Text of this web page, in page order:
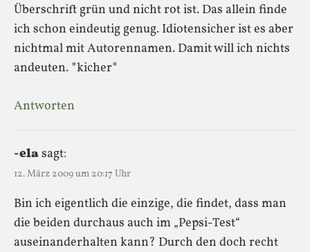
Überschrift grün und nicht rot ist. Das allein finde
ich schon eindeutig genug. Idiotensicher ist es aber
nichtmal mit Autorennamen. Damit will ich nichts
andeuten. *kicher*
Antworten
-elasagt:
12. März 2009 um 20:17 Uhr
Bin ich eigentlich die einzige, die findet, dass man
die beiden durchaus auch im „Pepsi-Test“
auseinanderhalten kann? Durch den doch recht